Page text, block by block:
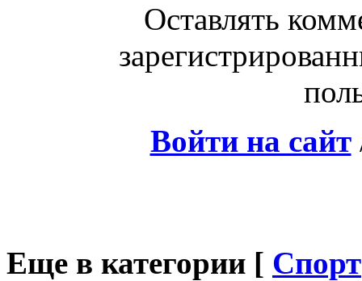
Оставлять
Войти на сайт
Еще в категории [ Спорт